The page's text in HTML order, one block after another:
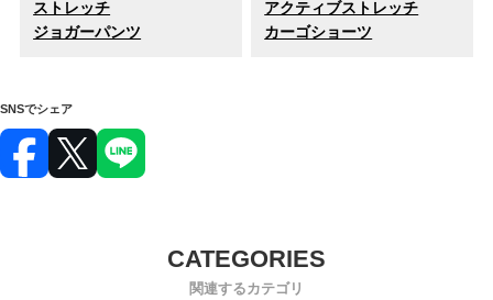
ストレッチ
ジョガーパンツ
アクティブストレッチ
カーゴショーツ
SNSでシェア
関連するカテゴリ